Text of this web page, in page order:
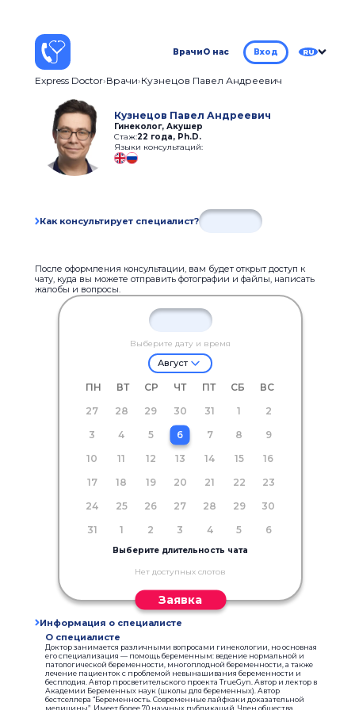
ВрачиО нас Вход RU
Express Doctor Врачи Кузнецов Павел Андреевич
Кузнецов Павел Андреевич
Гинеколог, Акушер
Стаж:22 года, Ph.D.
Языки консультаций:
Как консультирует специалист?
После оформления консультации, вам будет открыт доступ к
чату, куда вы можете отправить фотографии и файлы, написать
жалобы и вопросы.
Выберите дату и время
Август
ПН ВТ СР ЧТ ПТ СБ
ВС
27
28 29 30 31 1
2
3
4 5 6 7 8
9
10
11 12 13 14 15
16
17
18 19 20 21 22
23
24
25 26 27 28 29
30
31
1 2 3 4 5 6
Выберите длительность чата
Нет доступных слотов
Заявка
Информация о специалисте
О специалисте
Доктор занимается различными вопросами гинекологии, но основная
его специализация — помощь беременным: ведение нормальной и
патологической беременности, многоплодной беременности, а также
лечение пациенток с проблемой невынашивания беременности и
бесплодия. Автор просветительского проекта TrueGyn. Автор и лектор в
Академии Беременных наук (школы для беременных). Автор
бестселлера “Беременность. Современные лайфхаки доказательной
медицины”. Имеет более 70 научных публикаций. Член общества